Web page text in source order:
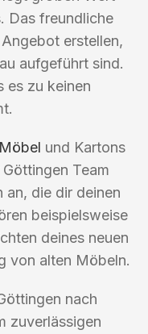
Das freundliche
erstellen,
aufgeführt sind.
es zu keinen
Möbel und Kartons
Team
an, die dir deinen
beispielsweise
deines neuen
von alten Möbeln.
nach
zuverlässigen